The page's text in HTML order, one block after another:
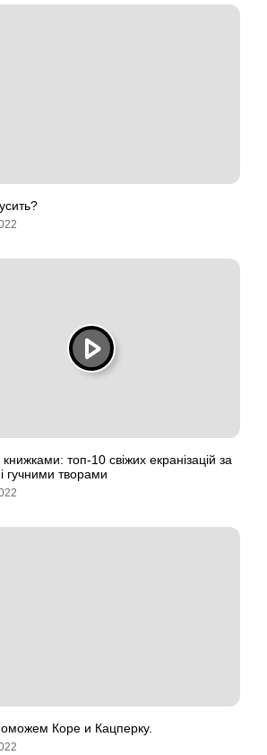
топ-10 свіжих екранізацій за
гучними творами
Коре и Кацперку.